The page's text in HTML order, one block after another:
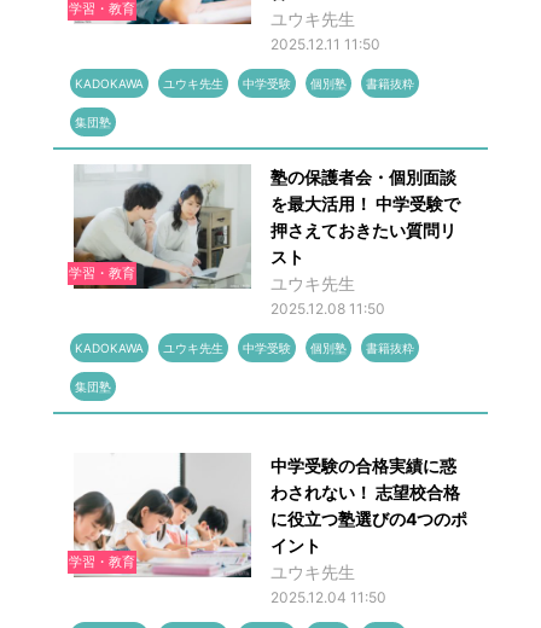
学習・教育
ユウキ先生
2025.12.11 11:50
KADOKAWA ユウキ先生 中学受験 個別塾 書籍抜粋
集団塾
学習・教育
塾の保護者会・個別面談
を最大活用！ 中学受験で
押さえておきたい質問リ
スト
ユウキ先生
2025.12.08 11:50
KADOKAWA ユウキ先生 中学受験 個別塾 書籍抜粋
集団塾
学習・教育
中学受験の合格実績に惑
わされない！ 志望校合格
に役立つ塾選びの4つのポ
イント
ユウキ先生
2025.12.04 11:50